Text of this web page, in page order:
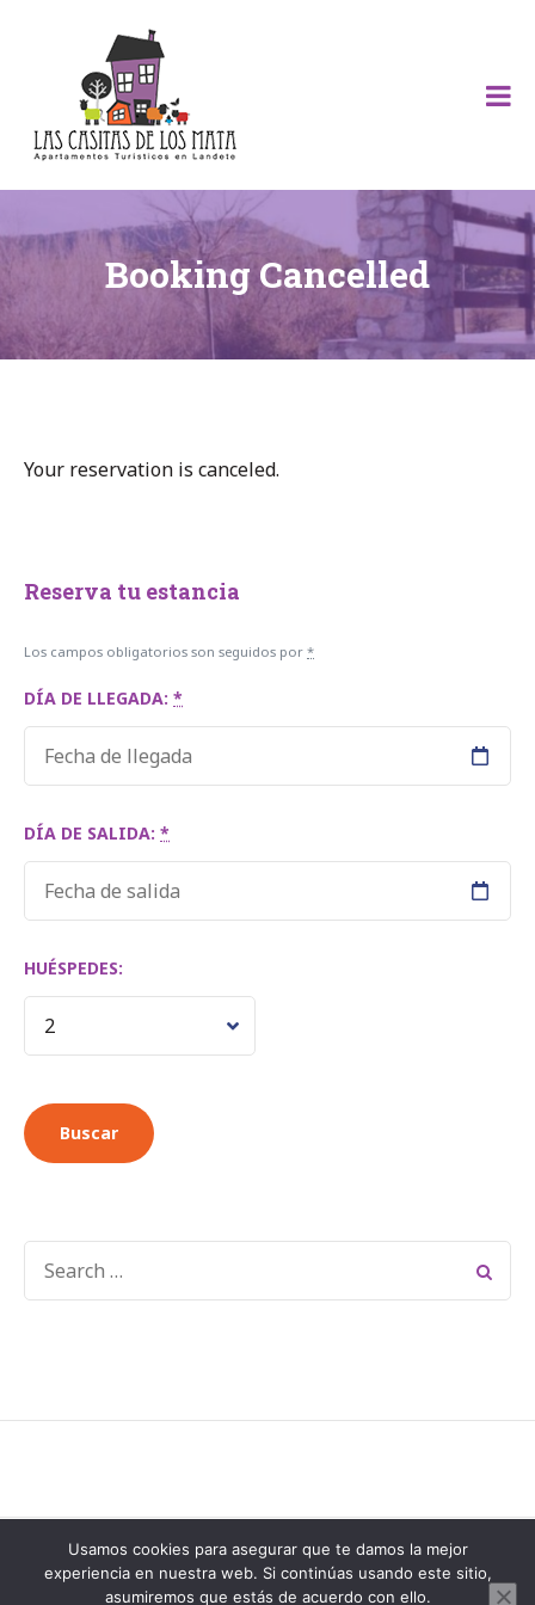
Las Casitas de
los Mata
Booking Cancelled
Your reservation is canceled.
Reserva tu estancia
Los campos obligatorios son seguidos por *
DÍA DE LLEGADA: *
DÍA DE SALIDA: *
HUÉSPEDES:
SEARCH
FOR:
Las Casitas de los Mata © 2026 - Diseño web a cargo de Pablo
Iannarelli /
Alpelupe Soluciones SL
Usamos cookies para asegurar que te damos la mejor
experiencia en nuestra web. Si continúas usando este sitio,
asumiremos que estás de acuerdo con ello.